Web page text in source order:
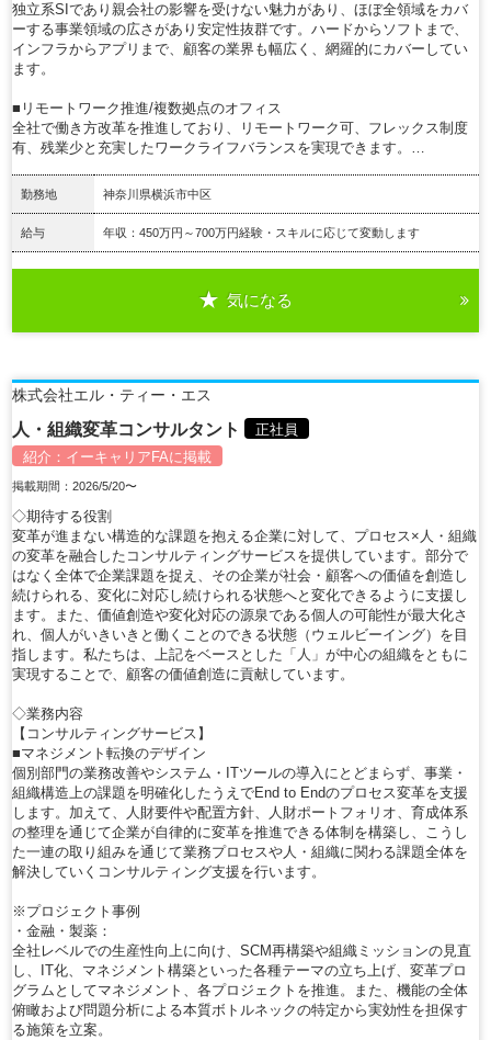
独立系SIであり親会社の影響を受けない魅力があり、ほぼ全領域をカバ
ーする事業領域の広さがあり安定性抜群です。ハードからソフトまで、
インフラからアプリまで、顧客の業界も幅広く、網羅的にカバーしてい
ます。
■リモートワーク推進/複数拠点のオフィス
全社で働き方改革を推進しており、リモートワーク可、フレックス制度
有、残業少と充実したワークライフバランスを実現できます。…
勤務地 神奈川県横浜市中区
給与 年収：450万円～700万円経験・スキルに応じて変動します
気になる
株式会社エル・ティー・エス
人・組織変革コンサルタント
正社員
紹介： イーキャリアFAに掲載
掲載期間：2026/5/20〜
◇期待する役割
変革が進まない構造的な課題を抱える企業に対して、プロセス×人・組織
の変革を融合したコンサルティングサービスを提供しています。部分で
はなく全体で企業課題を捉え、その企業が社会・顧客への価値を創造し
続けられる、変化に対応し続けられる状態へと変化できるように支援し
ます。また、価値創造や変化対応の源泉である個人の可能性が最大化さ
れ、個人がいきいきと働くことのできる状態（ウェルビーイング）を目
指します。私たちは、上記をベースとした「人」が中心の組織をともに
実現することで、顧客の価値創造に貢献しています。
◇業務内容
【コンサルティングサービス】
■マネジメント転換のデザイン
個別部門の業務改善やシステム・ITツールの導入にとどまらず、事業・
組織構造上の課題を明確化したうえでEnd to Endのプロセス変革を支援
します。加えて、人財要件や配置方針、人財ポートフォリオ、育成体系
の整理を通じて企業が自律的に変革を推進できる体制を構築し、こうし
た一連の取り組みを通じて業務プロセスや人・組織に関わる課題全体を
解決していくコンサルティング支援を行います。
※プロジェクト事例
・金融・製薬：
全社レベルでの生産性向上に向け、SCM再構築や組織ミッションの見直
し、IT化、マネジメント構築といった各種テーマの立ち上げ、変革プロ
グラムとしてマネジメント、各プロジェクトを推進。また、機能の全体
俯瞰および問題分析による本質ボトルネックの特定から実効性を担保す
る施策を立案。